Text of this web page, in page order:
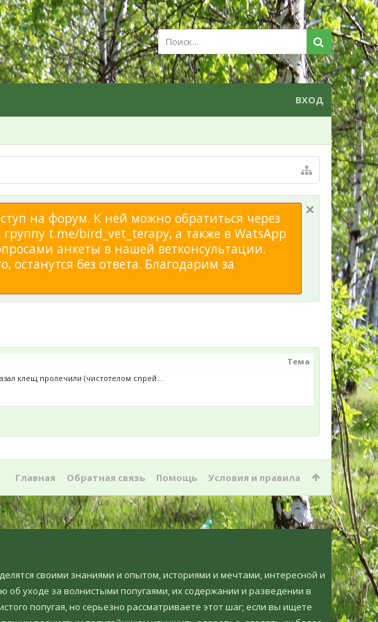
ВХОД
на форум. К ней можно обратиться через
t.me/bird_vet_terapy, а также в WatsApp
анкеты в нашей ветконсультации.
без ответа. Благодарим за
Тема
клещ пролечили (чистотелом спрей...
Главная Обратная связь Помощь Условия и правила
своими знаниями и опытом, историями и мечтами, интересной и
уходе за волнистыми попугаями, их содержании и разведении в
попугая, но серьезно рассматриваете этот шаг; если вы ищете